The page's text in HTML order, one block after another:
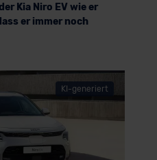
Kia Niro EV wie er
er immer noch
KI-generiert